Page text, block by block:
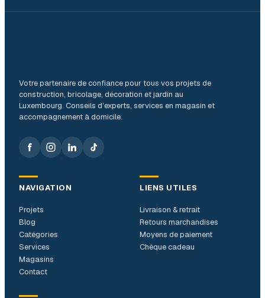
Votre partenaire de confiance pour tous vos projets de
construction, bricolage, décoration et jardin au
Luxembourg. Conseils d’experts, services en magasin et
accompagnement à domicile.
NAVIGATION
Projets
Blog
Catégories
Services
Magasins
Contact
LIENS UTILES
Livraison & retrait
Retours marchandises
Moyens de paiement
Chèque cadeau